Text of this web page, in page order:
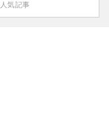
気記事